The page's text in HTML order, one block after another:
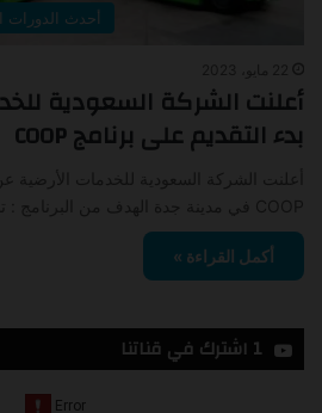
أحدث الدورات
أعلنت الشركة السعودية
بدء التقديم على برنامج COOP
أكمل القراءة »
1 اشترك في قناتنا